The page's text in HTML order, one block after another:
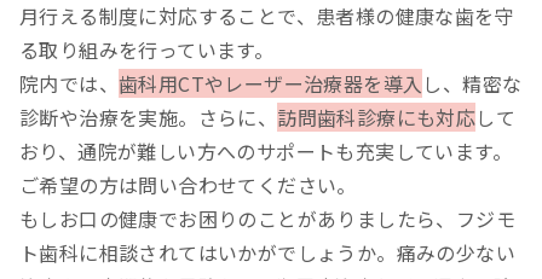
月行える制度に対応することで、患者様の健康な歯を守
る取り組みを行っています。
院内では、 歯科用CTやレーザー治療器を導入 し、精密な
診断や治療を実施。さらに、 訪問歯科診療にも対応して
おり、通院が難しい方へのサポートも充実しています。
ご希望の方は問い合わせてください。
もしお口の健康でお困りのことがありましたら、フジモ
ト歯科に相談されてはいかがでしょうか。痛みの少ない